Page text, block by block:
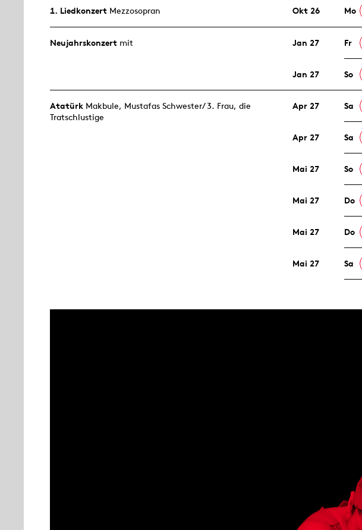
1. Lied­konzert Mezzosopran Okt 26 Mo
Neujahrs­konzert mit Jan 27 Fr
Jan 27 So
Atatürk Makbule, Mustafas Schwester/ 3. Frau, die
Tratschlustige
Apr 27 Sa
Apr 27 Sa
Mai 27 So
Mai 27 Do
Mai 27 Do
Mai 27 Sa